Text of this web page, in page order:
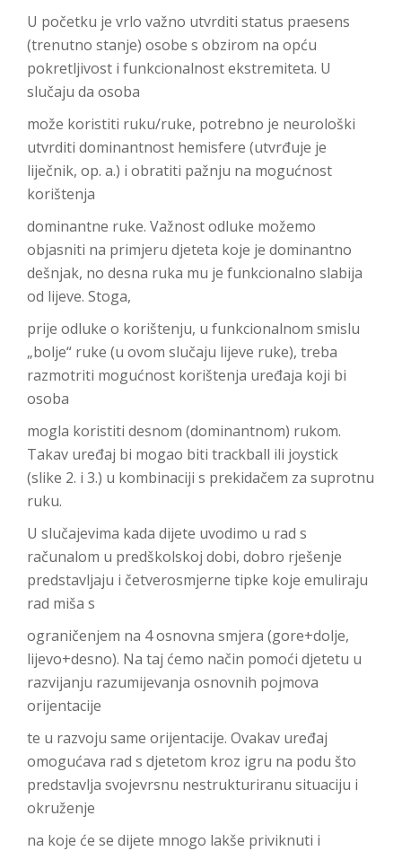
U početku je vrlo važno utvrditi status praesens
(trenutno stanje) osobe s obzirom na opću
pokretljivost i funkcionalnost ekstremiteta. U
slučaju da osoba
može koristiti ruku/ruke, potrebno je neurološki
utvrditi dominantnost hemisfere (utvrđuje je
liječnik, op. a.) i obratiti pažnju na mogućnost
korištenja
dominantne ruke. Važnost odluke možemo
objasniti na primjeru djeteta koje je dominantno
dešnjak, no desna ruka mu je funkcionalno slabija
od lijeve. Stoga,
prije odluke o korištenju, u funkcionalnom smislu
„bolje“ ruke (u ovom slučaju lijeve ruke), treba
razmotriti mogućnost korištenja uređaja koji bi
osoba
mogla koristiti desnom (dominantnom) rukom.
Takav uređaj bi mogao biti trackball ili joystick
(slike 2. i 3.) u kombinaciji s prekidačem za suprotnu
ruku.
U slučajevima kada dijete uvodimo u rad s
računalom u predškolskoj dobi, dobro rješenje
predstavljaju i četverosmjerne tipke koje emuliraju
rad miša s
ograničenjem na 4 osnovna smjera (gore+dolje,
lijevo+desno). Na taj ćemo način pomoći djetetu u
razvijanju razumijevanja osnovnih pojmova
orijentacije
te u razvoju same orijentacije. Ovakav uređaj
omogućava rad s djetetom kroz igru na podu što
predstavlja svojevrsnu nestrukturiranu situaciju i
okruženje
na koje će se dijete mnogo lakše priviknuti i